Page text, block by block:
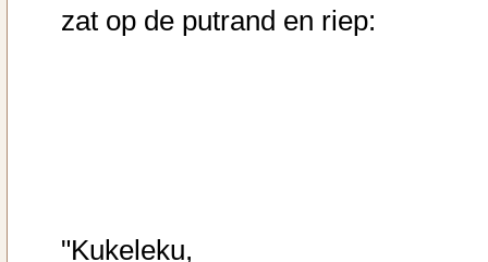
zat op de putrand en riep:
"Kukeleku,